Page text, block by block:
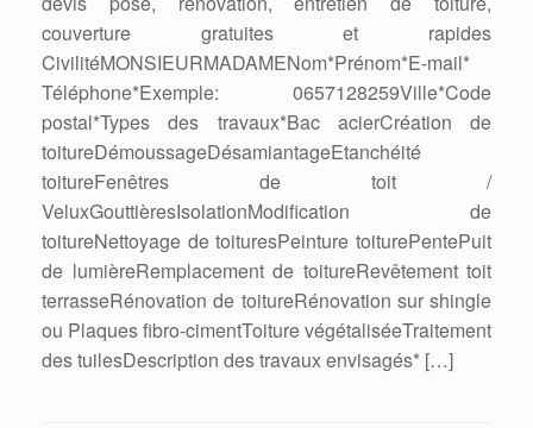
couverture gratuites et rapides
CivilitéMONSIEURMADAMENom*Prénom*E-mail*
Téléphone*Exemple: 0657128259Ville*Code
postal*Types des travaux*Bac acierCréation de
toitureDémoussageDésamiantageEtanchéité
toitureFenêtres de toit /
VeluxGouttièresIsolationModification de
toitureNettoyage de toituresPeinture toiturePentePuit
de lumièreRemplacement de toitureRevêtement toit
terrasseRénovation de toitureRénovation sur shingle
ou Plaques fibro-cimentToiture végétaliséeTraitement
des tuilesDescription des travaux envisagés* […]